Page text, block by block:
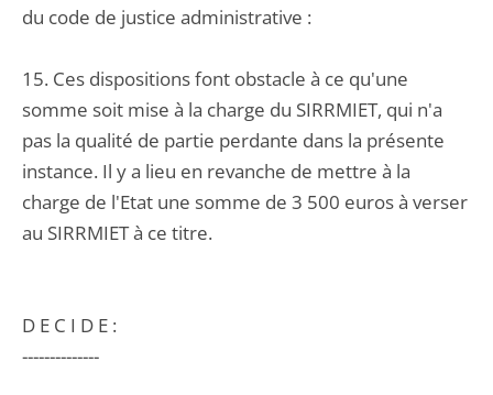
du code de justice administrative :
15. Ces dispositions font obstacle à ce qu'une
somme soit mise à la charge du SIRRMIET, qui n'a
pas la qualité de partie perdante dans la présente
instance. Il y a lieu en revanche de mettre à la
charge de l'Etat une somme de 3 500 euros à verser
au SIRRMIET à ce titre.
D E C I D E :
--------------